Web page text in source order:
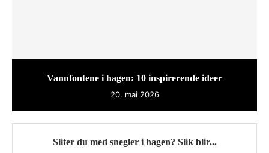
Vannfontene i hagen: 10 inspirerende ideer
20. mai 2026
Sliter du med snegler i hagen? Slik blir...